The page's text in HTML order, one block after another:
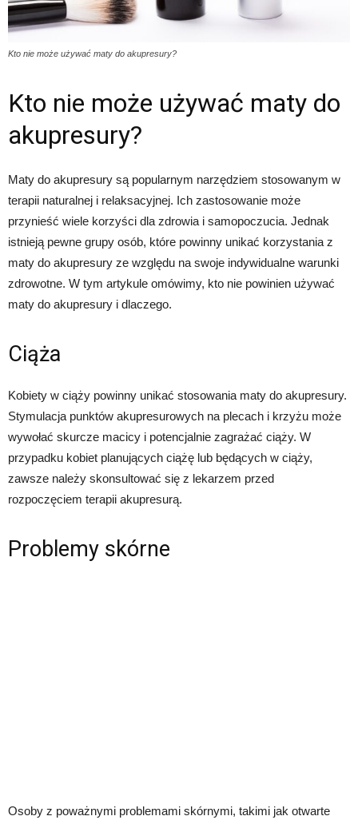
Kto nie może używać maty do akupresury?
Kto nie może używać maty do
akupresury?
Maty do akupresury są popularnym narzędziem stosowanym w
terapii naturalnej i relaksacyjnej. Ich zastosowanie może
przynieść wiele korzyści dla zdrowia i samopoczucia. Jednak
istnieją pewne grupy osób, które powinny unikać korzystania z
maty do akupresury ze względu na swoje indywidualne warunki
zdrowotne. W tym artykule omówimy, kto nie powinien używać
maty do akupresury i dlaczego.
Ciąża
Kobiety w ciąży powinny unikać stosowania maty do akupresury.
Stymulacja punktów akupresurowych na plecach i krzyżu może
wywołać skurcze macicy i potencjalnie zagrażać ciąży. W
przypadku kobiet planujących ciążę lub będących w ciąży,
zawsze należy skonsultować się z lekarzem przed
rozpoczęciem terapii akupresurą.
Problemy skórne
Osoby z poważnymi problemami skórnymi, takimi jak otwarte